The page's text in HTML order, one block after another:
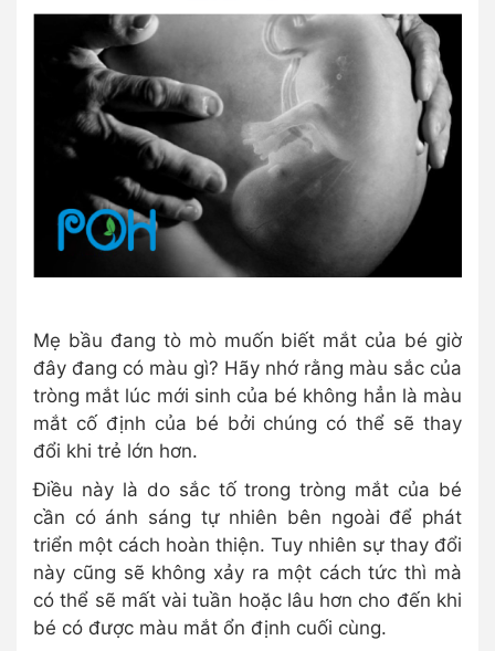
Mẹ bầu đang tò mò muốn biết mắt của bé giờ
đây đang có màu gì? Hãy nhớ rằng màu sắc của
tròng mắt lúc mới sinh của bé không hẳn là màu
mắt cố định của bé bởi chúng có thể sẽ thay
đổi khi trẻ lớn hơn.
Điều này là do sắc tố trong tròng mắt của bé
cần có ánh sáng tự nhiên bên ngoài để phát
triển một cách hoàn thiện. Tuy nhiên sự thay đổi
này cũng sẽ không xảy ra một cách tức thì mà
có thể sẽ mất vài tuần hoặc lâu hơn cho đến khi
bé có được màu mắt ổn định cuối cùng.